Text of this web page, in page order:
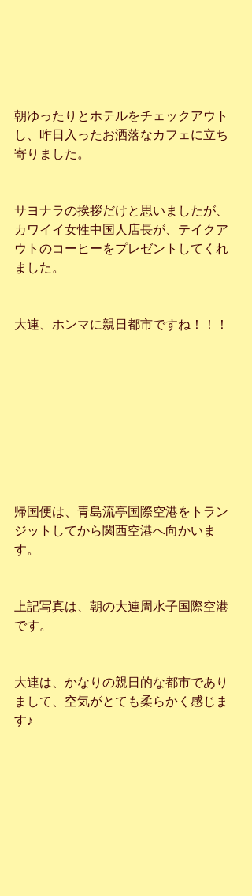
朝ゆったりとホテルをチェックアウト
し、昨日入ったお洒落なカフェに立ち
寄りました。
サヨナラの挨拶だけと思いましたが、
カワイイ女性中国人店長が、テイクア
ウトのコーヒーをプレゼントしてくれ
ました。
大連、ホンマに親日都市ですね！！！
帰国便は、青島流亭国際空港をトラン
ジットしてから関西空港へ向かいま
す。
上記写真は、朝の大連周水子国際空港
です。
大連は、かなりの親日的な都市であり
まして、空気がとても柔らかく感じま
す♪